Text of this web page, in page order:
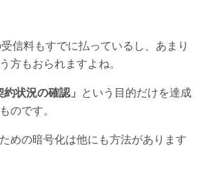
信料もすでに払っているし、あまり
方もおられますよね。
約状況の確認」 という目的だけを達成
のです。
めの暗号化は他にも方法があります